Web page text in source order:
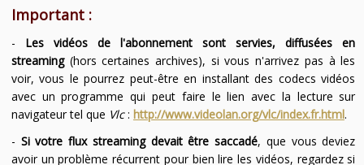
Important :
- Les vidéos de l'abonnement sont servies, diffusées en
streaming(hors certaines archives), si vous n'arrivez pas à les
voir, vous le pourrez peut-être en installant des codecs vidéos
avec un programme qui peut faire le lien avec la lecture sur
navigateur tel que Vlc: http://www.videolan.org/vlc/index.fr.html.
- Si votre flux streaming devait être saccadé, que vous deviez
avoir un problème récurrent pour bien lire les vidéos, regardez si